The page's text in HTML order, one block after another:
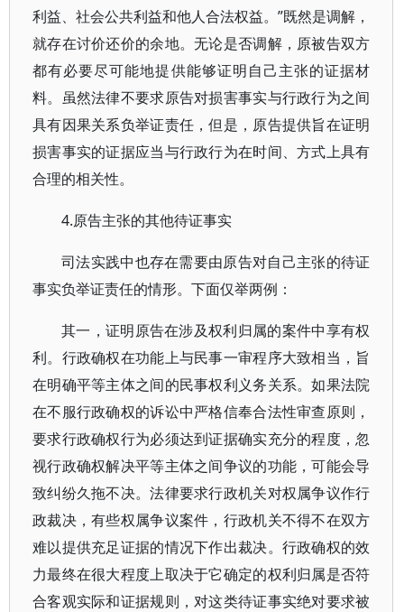
利益、社会公共利益和他人合法权益。”既然是调解，
就存在讨价还价的余地。无论是否调解，原被告双方
都有必要尽可能地提供能够证明自己主张的证据材
料。虽然法律不要求原告对损害事实与行政行为之间
具有因果关系负举证责任，但是，原告提供旨在证明
损害事实的证据应当与行政行为在时间、方式上具有
合理的相关性。
4.原告主张的其他待证事实
司法实践中也存在需要由原告对自己主张的待证
事实负举证责任的情形。下面仅举两例：
其一，证明原告在涉及权利归属的案件中享有权
利。行政确权在功能上与民事一审程序大致相当，旨
在明确平等主体之间的民事权利义务关系。如果法院
在不服行政确权的诉讼中严格信奉合法性审查原则，
要求行政确权行为必须达到证据确实充分的程度，忽
视行政确权解决平等主体之间争议的功能，可能会导
致纠纷久拖不决。法律要求行政机关对权属争议作行
政裁决，有些权属争议案件，行政机关不得不在双方
难以提供充足证据的情况下作出裁决。行政确权的效
力最终在很大程度上取决于它确定的权利归属是否符
合客观实际和证据规则，对这类待证事实绝对要求被